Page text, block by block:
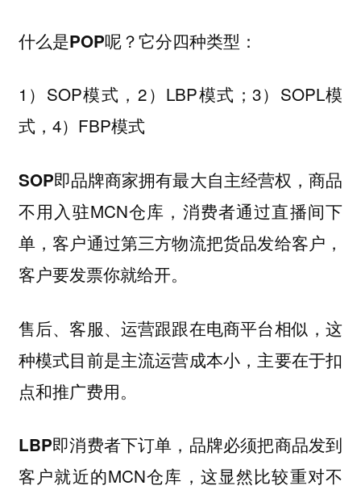
什么是POP呢？它分四种类型：
1）SOP模式，2）LBP模式；3）SOPL模
式，4）FBP模式
SOP即品牌商家拥有最大自主经营权 ，商品
不用入驻MCN仓库，消费者通过直播间下
单，客户通过第三方物流把货品发给客户，
客户要发票你就给开。
售后、客服、运营跟跟在电商平台相似，这
种模式目前是主流运营成本小，主要在于扣
点和推广费用。
LBP即消费者下订单 ，品牌必须把商品发到
客户就近的MCN仓库，这显然比较重对不